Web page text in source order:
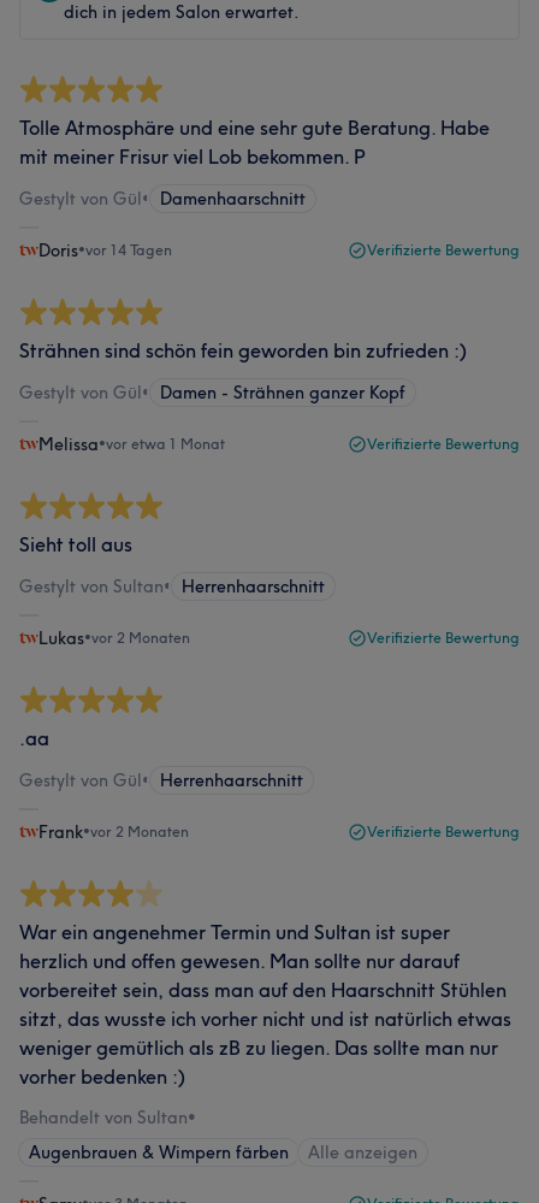
dich in jedem Salon erwartet.
Tolle Atmosphäre und eine sehr gute Beratung. Habe
mit meiner Frisur viel Lob bekommen. P
Gestylt von Gül• Damenhaarschnitt
Doris•vor 14 Tagen Verifizierte Bewertung
Strähnen sind schön fein geworden bin zufrieden :)
Gestylt von Gül• Damen - Strähnen ganzer Kopf
Melissa•vor etwa 1 Monat Verifizierte Bewertung
Sieht toll aus
Gestylt von Sultan• Herrenhaarschnitt
Lukas•vor 2 Monaten Verifizierte Bewertung
.aa
Gestylt von Gül• Herrenhaarschnitt
Frank•vor 2 Monaten Verifizierte Bewertung
War ein angenehmer Termin und Sultan ist super
herzlich und offen gewesen. Man sollte nur darauf
vorbereitet sein, dass man auf den Haarschnitt Stühlen
sitzt, das wusste ich vorher nicht und ist natürlich etwas
weniger gemütlich als zB zu liegen. Das sollte man nur
vorher bedenken :)
Behandelt von Sultan•
Augenbrauen & Wimpern färben
Alle anzeigen